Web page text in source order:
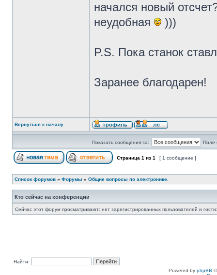
начался новый
неудобная
)))
P.S. Пока станок
Заранее благодарен!
Вернуться к началу
Показать сообщения за: Поле
Страница 1 из 1 [ 1 сообщение ]
Список форумов » Форумы » Общие вопросы по электронике.
Кто сейчас на конференции
Сейчас этот форум просматривают: нет зарегистрированных пользователей и
Найти:
Powered by phpBB